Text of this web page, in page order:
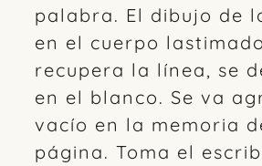
palabra. El dibujo de
en el cuerpo
recupera la línea, se
en el blanco. Se va
vacío en la memoria
página. Toma el